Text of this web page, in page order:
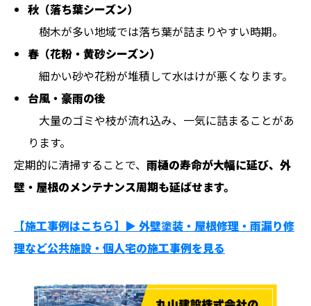
秋（落ち葉シーズン）
樹木が多い地域では落ち葉が詰まりやすい時期。
春（花粉・黄砂シーズン）
細かい砂や花粉が堆積して水はけが悪くなります。
台風・豪雨の後
大量のゴミや枝が流れ込み、一気に詰まることがあ
ります。
定期的に清掃することで、 雨樋の寿命が大幅に延び、外
壁・屋根のメンテナンス周期も延ばせます。
【施工事例はこちら】▶︎ 外壁塗装・屋根修理・雨漏り修
理など公共施設・個人宅の施工事例を見る